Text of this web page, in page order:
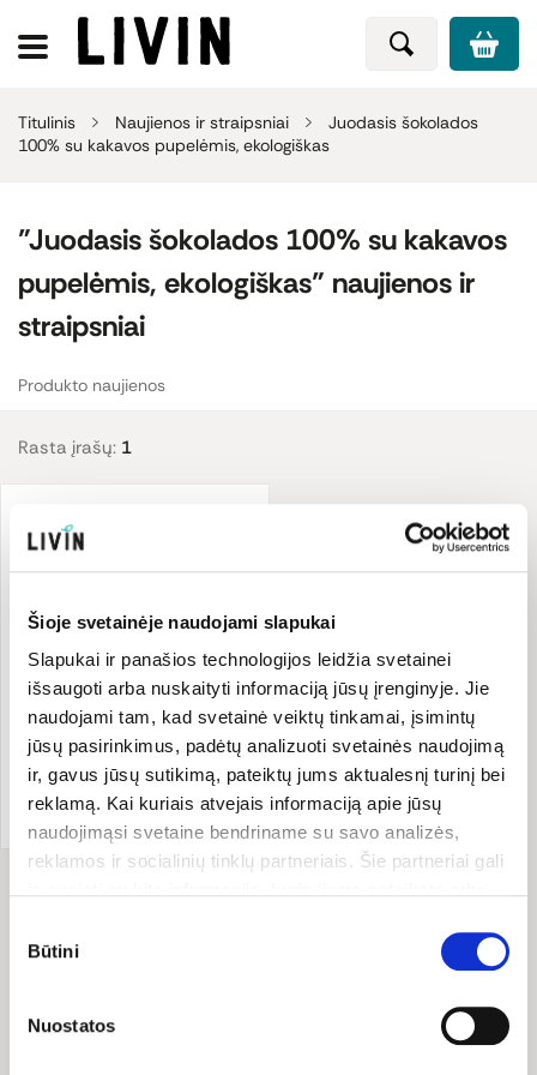
Šioje svetainėje naudojami slapukai
Slapukai ir panašios technologijos leidžia svetainei
išsaugoti arba nuskaityti informaciją jūsų įrenginyje. Jie
naudojami tam, kad svetainė veiktų tinkamai, įsimintų
jūsų pasirinkimus, padėtų analizuoti svetainės naudojimą
ir, gavus jūsų sutikimą, pateiktų jums aktualesnį turinį bei
reklamą. Kai kuriais atvejais informaciją apie jūsų
naudojimąsi svetaine bendriname su savo analizės,
reklamos ir socialinių tinklų partneriais. Šie partneriai gali
pasirinkti, su kuriomis slapukų kategorijomis sutinkate.
Savo sutikimą galite bet kada pakeisti arba atšaukti
atsisakius tam tikrų slapukų dalis svetainės funkcijų gali
pasirinkimas
Būtini
Nuostatos
Titulinis Naujienos ir straipsniai
Juodasis šokolados
100% su kakavos pupelėmis, ekologiškas
"Juodasis šokolados 100% su kakavos
pupelėmis, ekologiškas" naujienos ir
straipsniai
Produkto naujienos
Rasta įrašų: 1
LIVIN Mityba
Ekologija
Ekologiško gyvenimo pradžia